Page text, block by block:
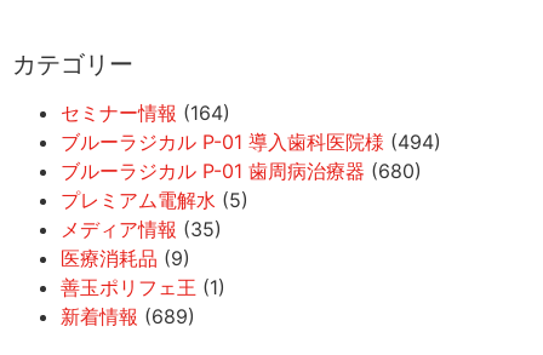
カテゴリー
セミナー情報 (164)
ブルーラジカル P-01 導入歯科医院様 (494)
ブルーラジカル P-01 歯周病治療器 (680)
プレミアム電解水 (5)
メディア情報 (35)
医療消耗品 (9)
善玉ポリフェ王 (1)
新着情報 (689)